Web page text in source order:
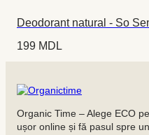
Deodorant natural - So
199 MDL
Organic Time – Alege ECO
ușor online și fă pasul spre